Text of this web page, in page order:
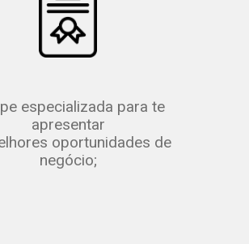
especializada para te
apresentar
oportunidades de
negócio;